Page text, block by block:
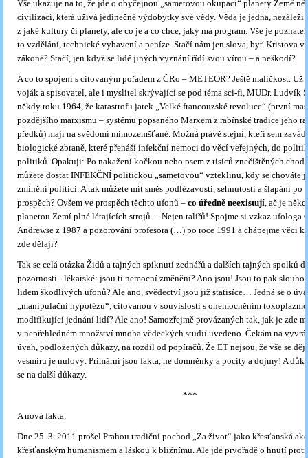
Vše ukazuje na to, že jde o obyčejnou „sametovou okupaci“ planety Země
civilizací, která užívá jedinečné výdobytky své vědy. Věda je jedna, nezáleží
z jaké kultury či planety, ale co je a co chce, jaký má program. Vše je
to vzdělání, technické vybavení a peníze. Stačí nám jen slova, byť Kristova v
zákoně? Stačí, jen když se lidé jiných vyznání řídí svou vírou – a neškodí?
A co to spojení s citovaným pořadem z ČRo – METEOR? Ještě maličkost. Už
voják a spisovatel, ale i myslitel skrývající se pod téma sci-fi, MUDr. Ludvík
někdy roku 1964, že katastrofu jatek „Velké francouzské revoluce“ (první
pozdějšího marxismu – systému popsaného Marxem z rabínské tradice jeho
předků) mají na svědomí mimozemšťané. Možná právě stejní, kteří sem
biologické zbraně, které přenáší infekční nemoci do věcí veřejných, do
politiků. Opakuji: Po nakažení kočkou nebo psem z tisíců znečištěných
můžete dostat INFEKČNÍ politickou „sametovou“ vzteklinu, kdy se chováte
zmínění politici. A tak můžete mít směs podlézavosti, sehnutosti a šlapání po
prospěch? Ovšem ve prospěch těchto ufonů – co úředně neexistují, ač je
planetou Zemí plné létajících strojů… Nejen talířů! Spojme si vzkaz ufologa
Andrewse z 1987 a pozorování profesora (…) po roce 1991 a chápejme věci
zde dělají?
Tak se celá otázka Židů a tajných spiknutí zednářů a dalších tajných spolků
pozornosti - lékařské: jsou ti nemocní změnění? Ano jsou! Jsou to pak
lidem škodlivých ufonů? Ale ano, svědectví jsou již statisíce… Jedná se o
„manipulační hypotézu“, citovanou v souvislosti s onemocněním
modifikující jednání lidí? Ale ano! Samozřejmě provázaných tak, jak je zde
v nepřehledném množství mnoha vědeckých studií uvedeno. Čekám na
úvah, podložených důkazy, na rozdíl od popíračů. Že ET nejsou, že vše se
vesmíru je nulový. Primární jsou fakta, ne domněnky a pocity a dojmy! A
se na další důkazy.
***
A nová fakta:
Dne 25. 3. 2011 prošel Prahou tradiční pochod „Za život“ jako křesťanská
křesťanským humanismem a láskou k bližnímu. Ale jde prvořadě o hnutí